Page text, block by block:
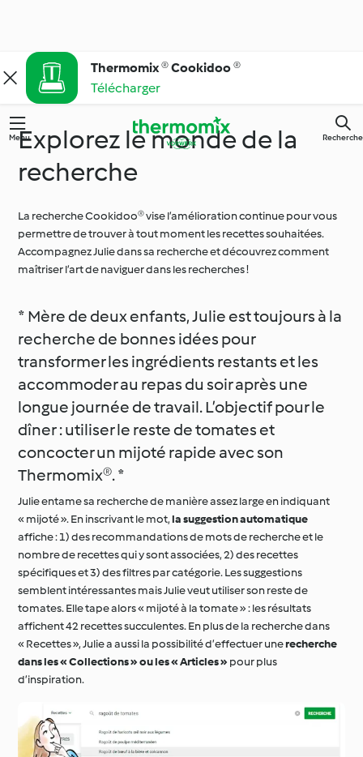
Thermomix ® Cookidoo ®
Télécharger
Menu Recherche
Explorez le monde de la
recherche
La recherche Cookidoo® vise l’amélioration continue pour vous
permettre de trouver à tout moment les recettes souhaitées.
Accompagnez Julie dans sa recherche et découvrez comment
maîtriser l’art de naviguer dans les recherches !
* Mère de deux enfants, Julie est toujours à la
recherche de bonnes idées pour
transformer les ingrédients restants et les
accommoder au repas du soir après une
longue journée de travail. L’objectif pour le
dîner : utiliser le reste de tomates et
concocter un mijoté rapide avec son
Thermomix®. *
Julie entame sa recherche de manière assez large en indiquant
« mijoté ». En inscrivant le mot,la suggestion automatique
affiche : 1) des recommandations de mots de recherche et le
nombre de recettes qui y sont associées, 2) des recettes
spécifiques et 3) des filtres par catégorie. Les suggestions
semblent intéressantes mais Julie veut utiliser son reste de
tomates. Elle tape alors « mijoté à la tomate » : les résultats
affichent 42 recettes succulentes. En plus de la recherche dans
« Recettes », Julie a aussi la possibilité d’effectuer unerecherche
dans les « Collections » ou les « Articles » pour plus
d’inspiration.